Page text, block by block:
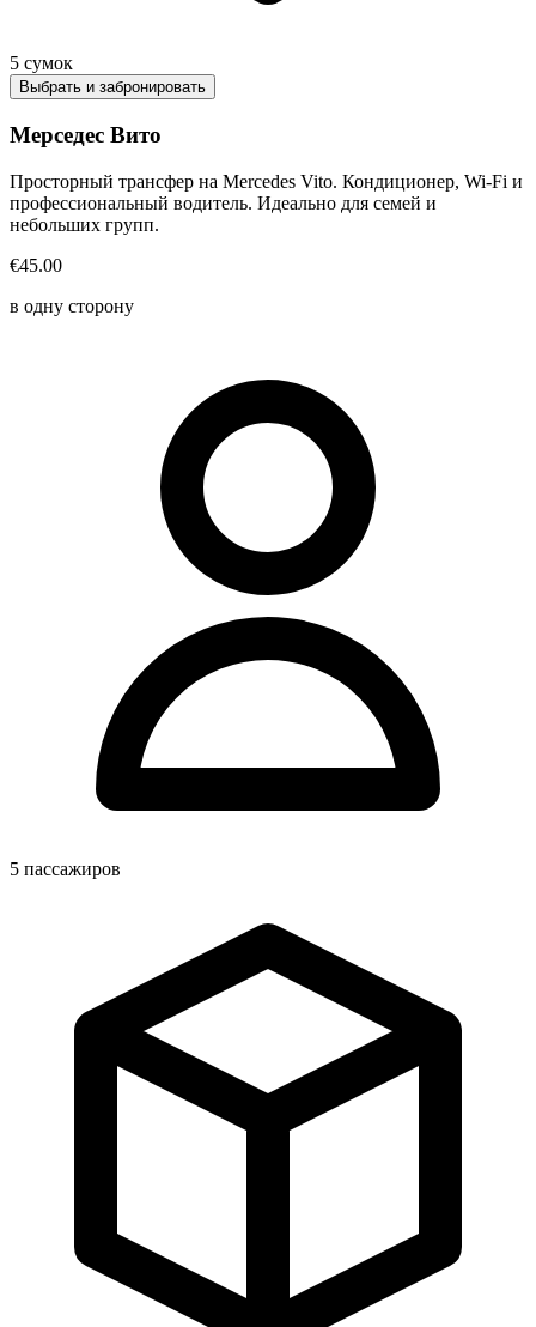
5 сумок
Выбрать и забронировать
Мерседес Вито
Просторный трансфер на Mercedes Vito. Кондиционер, Wi-Fi и
профессиональный водитель. Идеально для семей и
небольших групп.
€45.00
в одну сторону
5 пассажиров